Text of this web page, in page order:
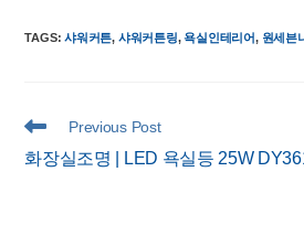
TAGS:샤워커튼, 샤워커튼링, 욕실인테리어, 원세븐
Read
articles
Previous Post
화장실조명 | LED 욕실등 25W